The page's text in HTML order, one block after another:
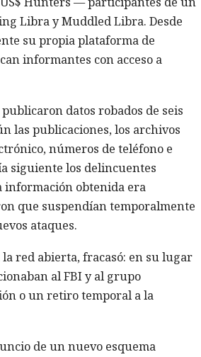
Libra y Muddled Libra. Desde
su propia plataforma de
informantes con acceso a
datos robados de seis
las publicaciones, los archivos
números de teléfono e
siguiente los delincuentes
información obtenida era
que suspendían temporalmente
ataques.
red abierta, fracasó: en su lugar
al FBI y al grupo
o un retiro temporal a la
de un nuevo esquema